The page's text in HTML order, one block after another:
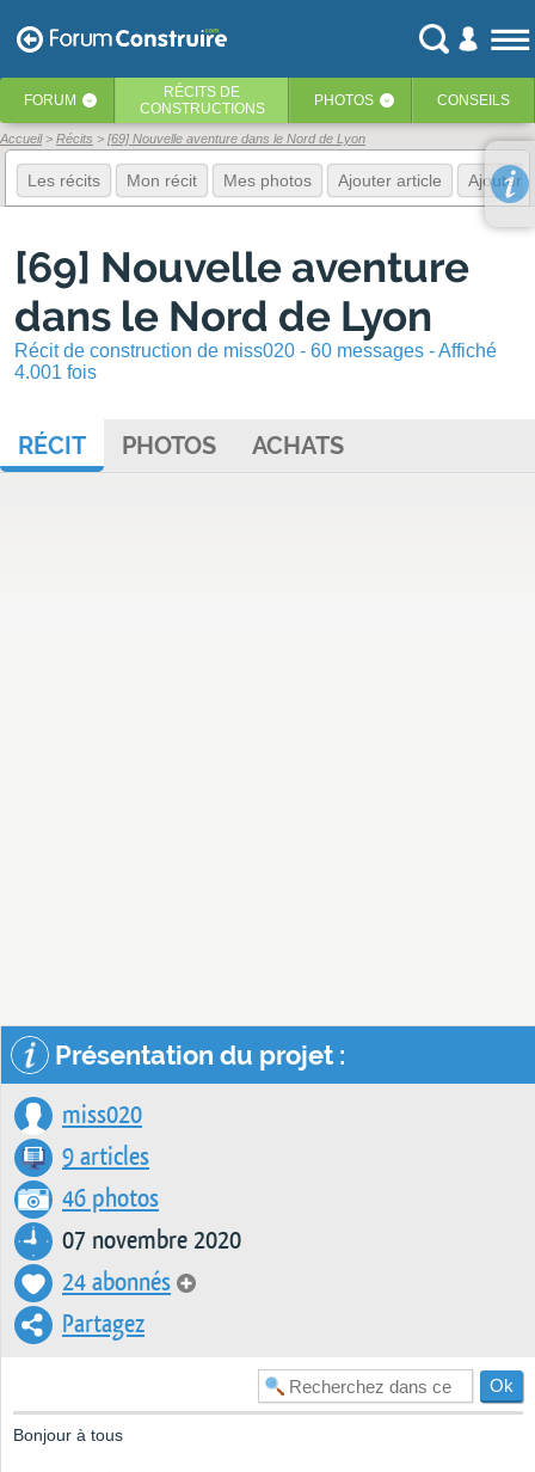
FORUM ‹ RÉCITS DE
CONSTRUCTIONS
PHOTOS ‹ CONSEILS
Accueil Récits [69] Nouvelle aventure dans le Nord de Lyon
Les récits Mon récit Mes photos Ajouter article Ajouter
[69] Nouvelle aventure
dans le Nord de Lyon
Récit de construction de miss020 - 60 messages - Affiché
4.001 fois
RÉCIT PHOTOS ACHATS
Présentation du projet :
miss020
9 articles
46 photos
07 novembre 2020
24 abonnés
Partagez
Bonjour à tous